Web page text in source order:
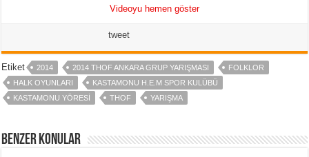
Videoyu hemen göster
tweet
Etiket 2014 2014 THOF ANKARA GRUP YARIŞMASI
FOLKLOR
HALK OYUNLARI
KASTAMONU H.E.M SPOR KULÜBÜ
KASTAMONU YÖRESI
THOF YARIŞMA
Benzer Konular